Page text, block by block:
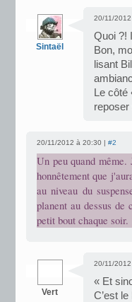
Sintaël
20/11/
Quoi ?!
Bon,
lisant
Le
reposer
20/11/2012 à 20:30 | #2
Un peu quand même.
honnêtement que
au niveau du
planent au dessus
petit bout chaque soir.
Vert
20/11/
« Et
C’est